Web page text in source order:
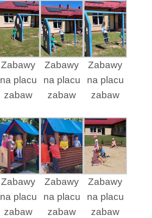
Zabawy
na placu
zabaw
Zabawy
na placu
zabaw
Zabawy
na placu
zabaw
Zabawy
na placu
zabaw
Zabawy
na placu
zabaw
Zabawy
na placu
zabaw